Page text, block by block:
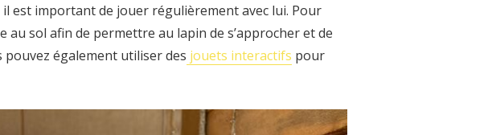
il est important de jouer régulièrement avec lui. Pour
sol afin de permettre au lapin de s’approcher et de
pouvez également utiliser des jouets interactifs pour